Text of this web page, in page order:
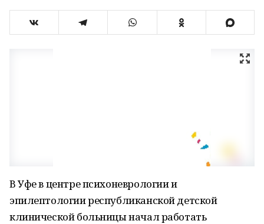
В Уфе в центре психоневрологии и
эпилептологии республиканской детской
клинической больницы начал работать